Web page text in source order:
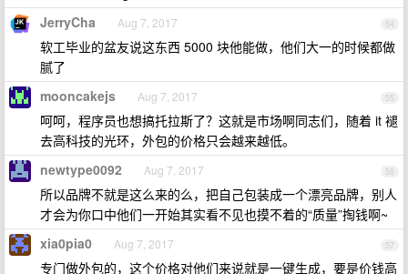
54
JerryCha Aug 7, 2017
软工毕业的盆友说这东西 5000 块他能做，他们大一的时候都做
腻了
55
mooncakejs Aug 7, 2017
呵呵，程序员也想搞托拉斯了？这就是市场啊同志们，随着 it 褪
去高科技的光环，外包的价格只会越来越低。
56
newtype0092 Aug 7, 2017
所以品牌不就是这么来的么，把自己包装成一个漂亮品牌，别人
才会为你口中他们一开始其实看不见也摸不着的“质量”掏钱啊~
57
xia0pia0 Aug 7, 2017
专门做外包的，这个价格对他们来说就是一键生成，要是价钱高